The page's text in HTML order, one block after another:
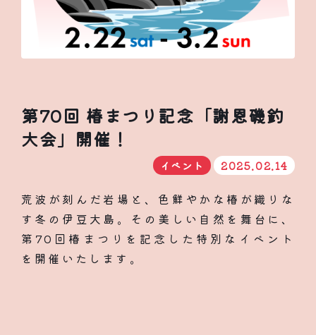
第70回 椿まつり記念「謝恩磯釣
大会」開催！
イベント 2025.02.14
荒波が刻んだ岩場と、色鮮やかな椿が織りな
す冬の伊豆大島。その美しい自然を舞台に、
第70回椿まつりを記念した特別なイベント
を開催いたします。